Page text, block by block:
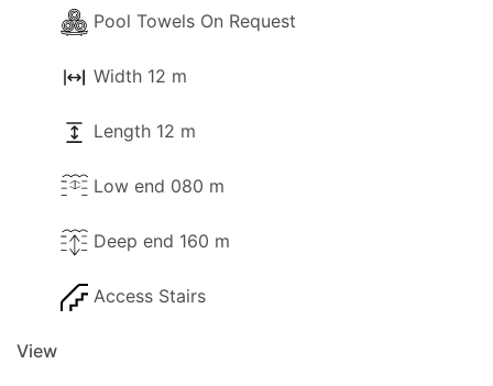
Pool Towels On Request
Width 12 m
Length 12 m
Low end 080 m
Deep end 160 m
Access Stairs
View